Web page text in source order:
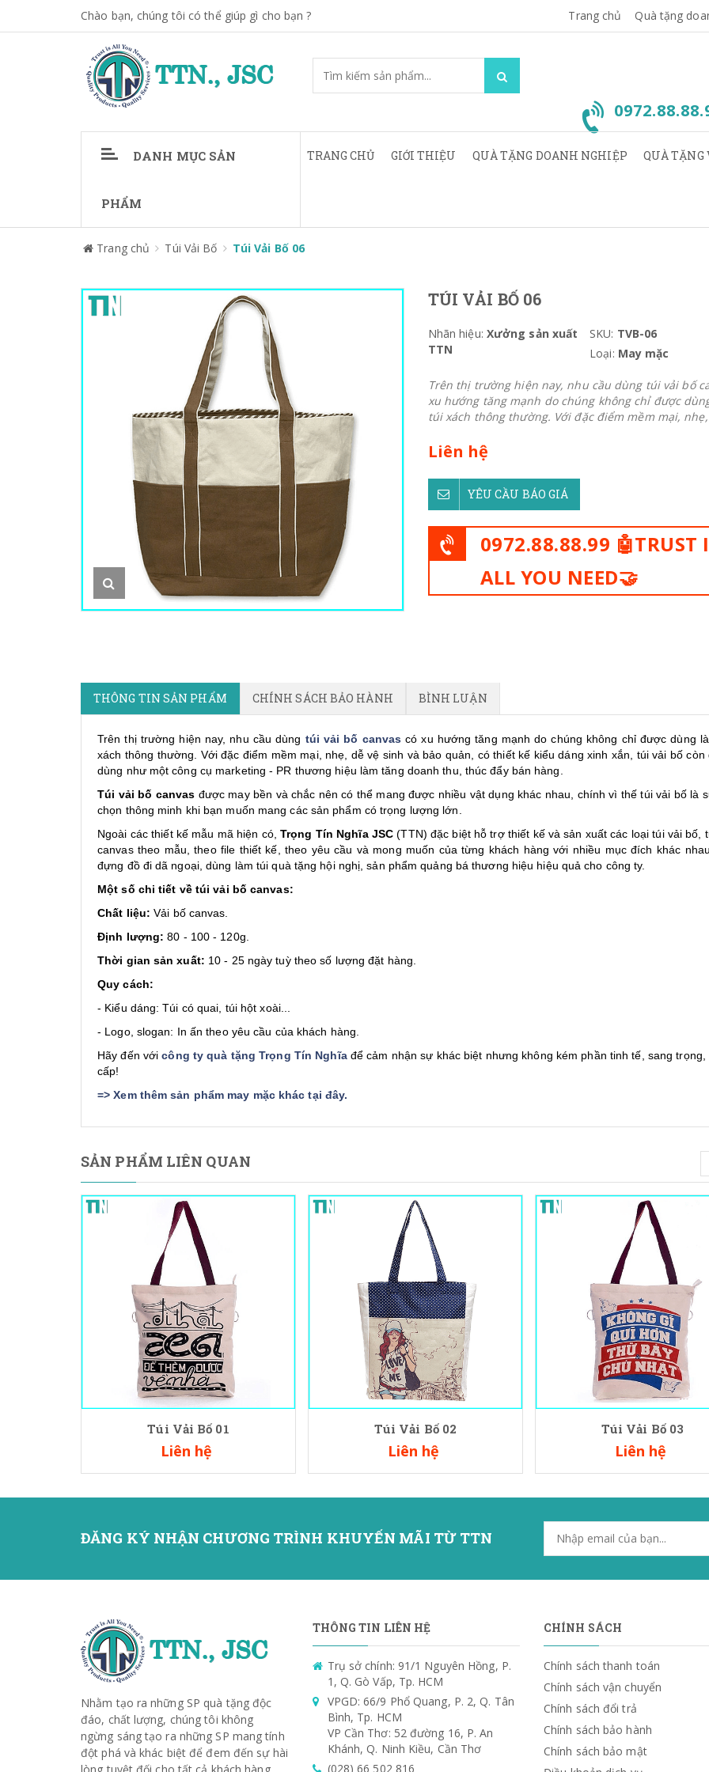
Chào bạn, chúng tôi có thể giúp gì cho bạn ? Trang chủ Quà tặng
DANH MỤC SẢN
PHẨM
TRANG CHỦ GIỚI THIỆU QUÀ TẶNG DOANH NGHIỆP QUÀ TẶNG
Trang chủ Túi Vải Bố Túi Vải Bố 06
TÚI VẢI BỐ 06
Nhãn hiệu: Xưởng sản xuất
TTN
SKU: TVB-06
Loại: May mặc
Trên thị trường hiện nay, nhu cầu dùng túi vải bố
xu hướng tăng mạnh do chúng không chỉ được
túi xách thông thường. Với đặc điểm mềm mại,
Liên hệ
YÊU CẦU BÁO GIÁ
0972.88.88.99 🤖TRUST
ALL YOU NEED🤝
THÔNG TIN SẢN PHẨM CHÍNH SÁCH BẢO HÀNH BÌNH LUẬN
Trên thị trường hiện nay, nhu cầu dùng túi vải bố canvas có xu hướng tăng mạnh do chúng không chỉ được dùng
xách thông thường. Với đặc điểm mềm mại, nhẹ, dễ vệ sinh và bảo quản, có thiết kế kiểu dáng xinh xắn, túi vải bố còn
dùng như một công cụ marketing - PR thương hiệu làm tăng doanh thu, thúc đẩy bán hàng.
Túi vải bố canvas được may bền và chắc nên có thể mang được nhiều vật dụng khác nhau, chính vì thế túi vải bố là
chọn thông minh khi bạn muốn mang các sản phẩm có trọng lượng lớn.
Ngoài các thiết kế mẫu mã hiện có,Trọng Tín Nghĩa JSC (TTN) đặc biệt hỗ trợ thiết kế và sản xuất các loại túi vải bố,
canvas theo mẫu, theo file thiết kế, theo yêu cầu và mong muốn của từng khách hàng với nhiều mục đích khác
đựng đồ đi dã ngoại, dùng làm túi quà tặng hội nghị, sản phẩm quảng bá thương hiệu hiệu quả cho công ty.
Một số chi tiết về túi vải bố canvas:
Chất liệu: Vải bố canvas.
Định lượng: 80 - 100 - 120g.
Thời gian sản xuất: 10 - 25 ngày tuỳ theo số lượng đặt hàng.
Quy cách:
- Kiểu dáng: Túi có quai, túi hột xoài...
- Logo, slogan: In ấn theo yêu cầu của khách hàng.
Hãy đến vớicông ty quà tặng Trọng Tín Nghĩađể cảm nhận sự khác biệt nhưng không kém phần tinh tế, sang trọng,
cấp!
=>Xem thêm sản phẩm may mặc khác tại đây.
SẢN PHẨM LIÊN QUAN
Túi Vải Bố 01
Liên hệ
Túi Vải Bố 02
Liên hệ
Túi Vải Bố 03
Liên hệ
ĐĂNG KÝ NHẬN CHƯƠNG TRÌNH KHUYẾN MÃI TỪ TTN
Nhằm tạo ra những SP quà tặng độc
đáo, chất lượng, chúng tôi không
ngừng sáng tạo ra những SP mang tính
đột phá và khác biệt để đem đến sự hài
THÔNG TIN LIÊN HỆ
Trụ sở chính: 91/1 Nguyên Hồng, P.
1, Q. Gò Vấp, Tp. HCM
VPGD: 66/9 Phổ Quang, P. 2, Q. Tân
Bình, Tp. HCM
VP Cần Thơ: 52 đường 16, P. An
Khánh, Q. Ninh Kiều, Cần Thơ
(028) 66 502 816
CHÍNH SÁCH
Chính sách thanh toán
Chính sách vận chuyển
Chính sách đổi trả
Chính sách bảo hành
Chính sách bảo mật